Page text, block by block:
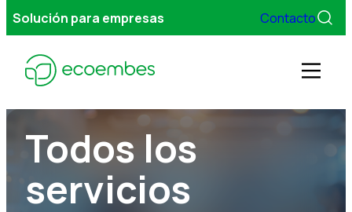
Solución para empresas Contacto
Gestionamos tus envases
Servicios
Todos los
servicios